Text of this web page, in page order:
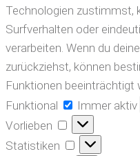
Technologien zustimmst,
Surfverhalten oder
verarbeiten. Wenn du
zurückziehst, können
Funktionen beeinträchtigt
Funktional
Funktional
Immer aktiv
Vorlieben
Vorlieben
Statistiken
Statistiken